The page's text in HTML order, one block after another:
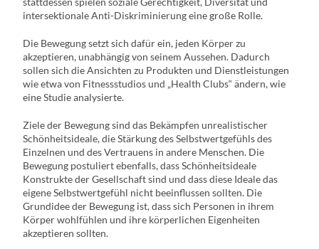
intersektionale Anti-Diskriminierung eine große Rolle.
Die Bewegung setzt sich dafür ein, jeden Körper zu
akzeptieren, unabhängig von seinem Aussehen. Dadurch
sollen sich die Ansichten zu Produkten und Dienstleistungen
wie etwa von Fitnessstudios und „Health Clubs“ ändern, wie
eine Studie analysierte.
Ziele der Bewegung sind das Bekämpfen unrealistischer
Schönheitsideale, die Stärkung des Selbstwertgefühls des
Einzelnen und des Vertrauens in andere Menschen. Die
Bewegung postuliert ebenfalls, dass Schönheitsideale
Konstrukte der Gesellschaft sind und dass diese Ideale das
eigene Selbstwertgefühl nicht beeinflussen sollten. Die
Grundidee der Bewegung ist, dass sich Personen in ihrem
Körper wohlfühlen und ihre körperlichen Eigenheiten
akzeptieren sollten.